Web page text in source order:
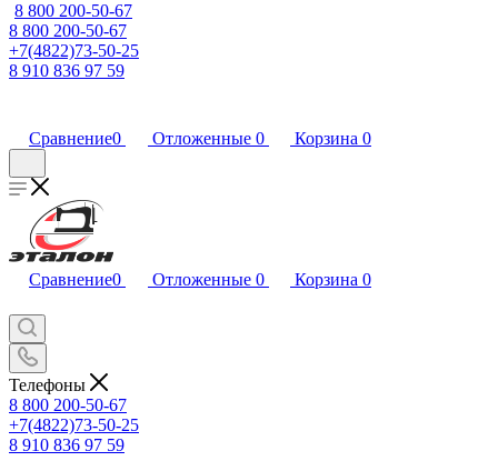
8 800 200-50-67
8 800 200-50-67
+7(4822)73-50-25
8 910 836 97 59
Сравнение0 Отложенные 0 Корзина 0
Сравнение0 Отложенные 0 Корзина 0
Телефоны
8 800 200-50-67
+7(4822)73-50-25
8 910 836 97 59